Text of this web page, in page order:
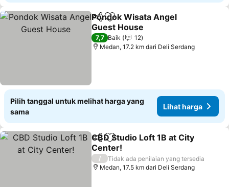
BagikanTambahkan ke favorit
Pondok Wisata Angel
Guest House
Lihat harga
7,7 Baik
12
Medan, 17.2 km dari Deli Serdang
Pilih tanggal untuk melihat harga yang
sama
Lihat harga
BagikanTambahkan ke favorit
CBD Studio Loft 1B at City
Center!
Lihat harga
/
Tidak ada penilaian yang tersedia
Medan, 17.5 km dari Deli Serdang